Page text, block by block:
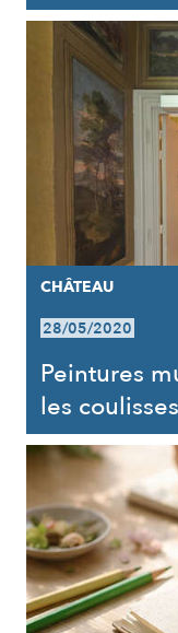
CHÂTEAU
28/05/2020
Peintures
les